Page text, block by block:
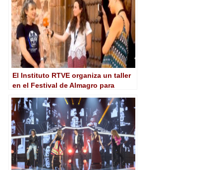
El Instituto RTVE organiza un taller
en el Festival de Almagro para